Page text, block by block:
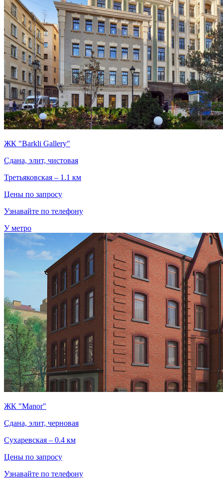
ЖК "Barkli Gallery"
Сдана, элит, чистовая
Третьяковская – 1.1 км
Цены по запросу
Узнавайте по телефону
У метро
ЖК "Manor"
Сдана, элит, черновая
Сухаревская – 0.4 км
Цены по запросу
Узнавайте по телефону